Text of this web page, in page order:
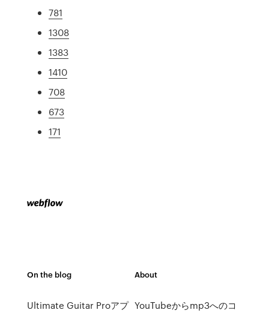
781
1308
1383
1410
708
673
171
On the blog
Ultimate Guitar Proアプ
About
YouTubeからmp3へのコ